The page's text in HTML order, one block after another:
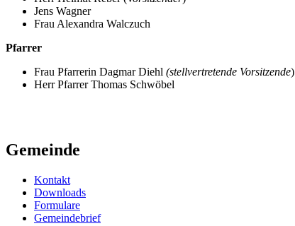
Jens Wagner
Frau Alexandra Walczuch
Pfarrer
Frau Pfarrerin Dagmar Diehl (stellvertretende Vorsitzende)
Herr Pfarrer Thomas Schwöbel
Gemeinde
Kontakt
Downloads
Formulare
Gemeindebrief